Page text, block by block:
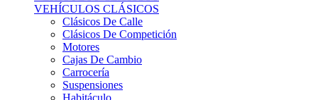
Clásicos De Calle
Clásicos De Competición
Motores
Cajas De Cambio
Carrocería
Suspensiones
Habitáculo
Llantas